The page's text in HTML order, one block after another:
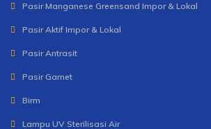
Pasir Manganese Greensand Impor & Lokal
Pasir Aktif Impor & Lokal
Pasir Antrasit
Pasir Garnet
Birm
Lampu UV Sterilisasi Air